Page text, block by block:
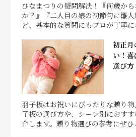
ひなまつりの疑問解決！『何歳か
か？』『二人目の娘の初節句に雛
ど、基本的な質問にもプロが丁寧
初正月
い！
選び方
羽子板はお祝いにぴったりな贈り
子板の選び方や、シーン別におす
介します。贈り物選びの参考にぜ